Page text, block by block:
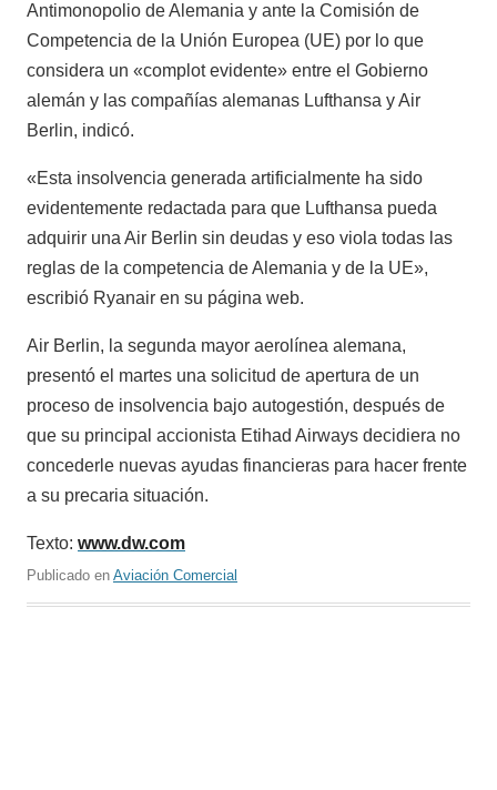
Antimonopolio de Alemania y ante la Comisión de
Competencia de la Unión Europea (UE) por lo que
considera un «complot evidente» entre el Gobierno
alemán y las compañías alemanas Lufthansa y Air
Berlin, indicó.
«Esta insolvencia generada artificialmente ha sido
evidentemente redactada para que Lufthansa pueda
adquirir una Air Berlin sin deudas y eso viola todas las
reglas de la competencia de Alemania y de la UE»,
escribió Ryanair en su página web.
Air Berlin, la segunda mayor aerolínea alemana,
presentó el martes una solicitud de apertura de un
proceso de insolvencia bajo autogestión, después de
que su principal accionista Etihad Airways decidiera no
concederle nuevas ayudas financieras para hacer frente
a su precaria situación.
Texto: www.dw.com
Publicado en Aviación Comercial